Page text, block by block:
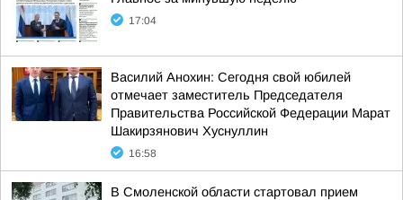
17:04
Василий Анохин: Сегодня свой юбилей
отмечает заместитель Председателя
Правительства Российской Федерации Марат
Шакирзянович Хуснуллин
16:58
В Смоленской области стартовал прием